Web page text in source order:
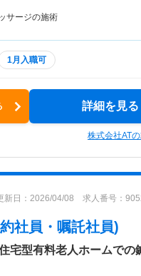
サージの施術
1月入職可
詳細を見る
株式会社AT
新日：2026/04/08 求人番号：
社員・嘱託社員)
宅型有料老人ホームでの